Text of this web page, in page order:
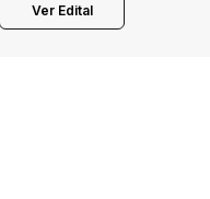
Ver Edital